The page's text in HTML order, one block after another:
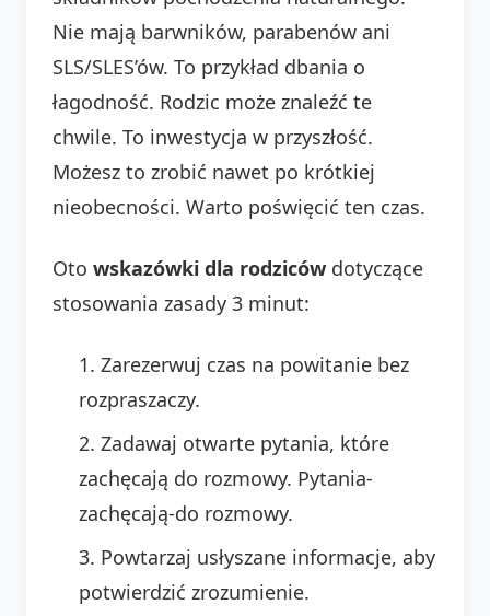
Nie mają barwników, parabenów ani
SLS/SLES’ów. To przykład dbania o
łagodność. Rodzic może znaleźć te
chwile. To inwestycja w przyszłość.
Możesz to zrobić nawet po krótkiej
nieobecności. Warto poświęcić ten czas.
Oto wskazówki dla rodziców dotyczące
stosowania zasady 3 minut:
Zarezerwuj czas na powitanie bez
rozpraszaczy.
Zadawaj otwarte pytania, które
zachęcają do rozmowy. Pytania-
zachęcają-do rozmowy.
Powtarzaj usłyszane informacje, aby
potwierdzić zrozumienie.